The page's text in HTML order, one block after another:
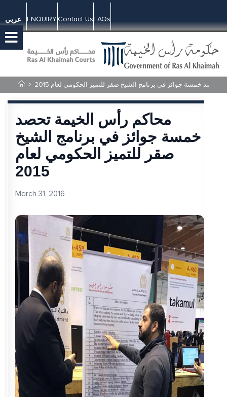
عربي ENQUIRYContact UsFAQs
> تحصد خمسة جوائز في برنامج الشيخ صقر للتميز الحكومي لعام 2015
محاكم رأس الخيمة تحصد
خمسة جوائز في برنامج الشيخ
صقر للتميز الحكومي لعام
2015
March 31, 2016